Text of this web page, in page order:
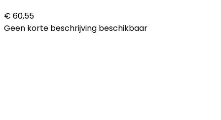
€ 60,55
Geen korte beschrijving beschikbaar